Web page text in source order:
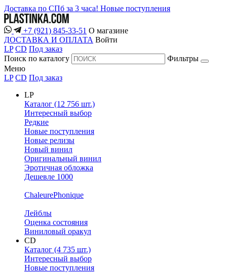
Доставка по СПб за 3 часа! Новые поступления
+7 (921) 845-33-51 О магазине
ДОСТАВКА И ОПЛАТА Войти
LP CD Под заказ
Поиск по каталогу
Фильтры
Меню
LP CD Под заказ
LP
Каталог (12 756 шт.)
Интересный выбор
Редкие
Новые поступления
Новые релизы
Новый винил
Оригинальный винил
Эротичная обложка
Дешевле 1000
ChaleurePhonique
Лейблы
Оценка состояния
Виниловый оракул
CD
Каталог (4 735 шт.)
Интересный выбор
Новые поступления